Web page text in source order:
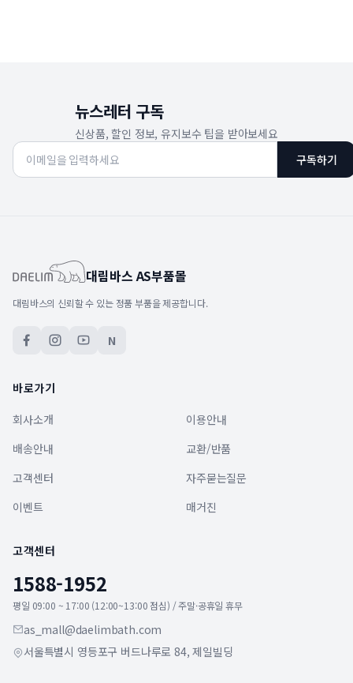
뉴스레터 구독
신상품, 할인 정보, 유지보수 팁을 받아보세요
구독하기
대림바스 AS부품몰
대림바스의 신뢰할 수 있는 정품 부품을 제공합니다.
N
바로가기
회사소개
이용안내
배송안내
교환/반품
고객센터
자주묻는질문
이벤트
매거진
고객센터
1588-1952
평일 09:00 ~ 17:00 (12:00~13:00 점심) / 주말·공휴일 휴무
as_mall@daelimbath.com
서울특별시 영등포구 버드나루로 84, 제일빌딩